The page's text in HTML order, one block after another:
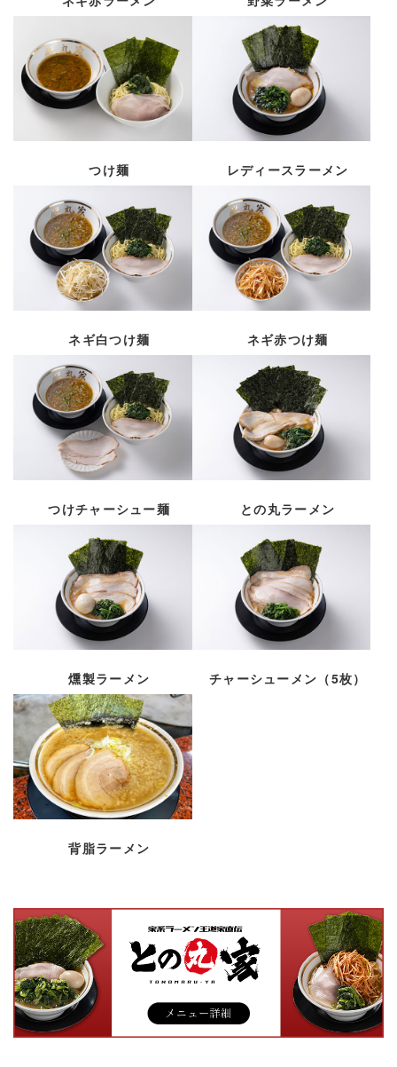
つけ麺 レディースラーメン
ネギ白つけ麺 ネギ赤つけ麺
つけチャーシュー麺 との丸ラーメン
燻製ラーメン チャーシューメン（5枚）
背脂ラーメン